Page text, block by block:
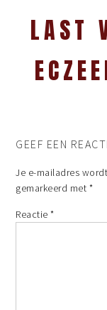
LAST
GEEF EEN
Je e-mailadres
gemarkeerd met *
Reactie*